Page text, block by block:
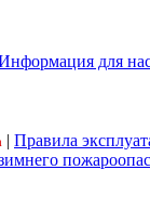
для
| Правила